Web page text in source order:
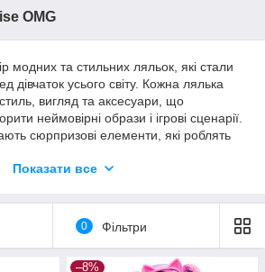
OMG
модних та стильних ляльок, які стали
дівчаток усього світу. Кожна лялька
вигляд та аксесуари, що
неймовірні образи і ігрові сценарії.
сюрпризові елементи, які роблять
та широкому асортименту,
Показати все
0 Фільтри
–8%